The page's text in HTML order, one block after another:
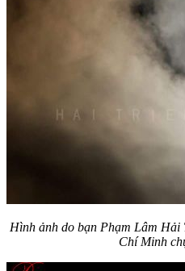
Hình ảnh do bạn Phạm Lâm
Chí Minh